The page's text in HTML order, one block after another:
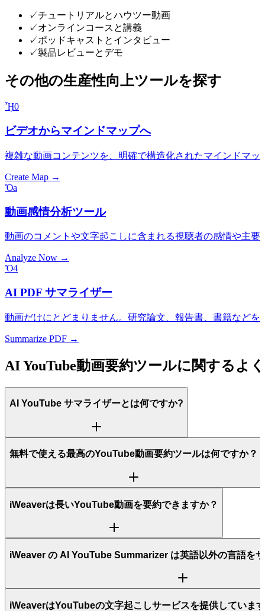
✓チュートリアルとハウツー動画
✓オンラインコースと講義
✓ポッドキャストとインタビュー
✓製品レビューとデモ
その他の生産性向上ツールを探す
ᾞ0
ビデオからマインドマップへ
複雑な動画コンテンツを、明確で構造化されたマインドマ
Create Map →
Ὄa
動画感情分析ツール
動画のコメントや文字起こしに含まれる視聴者の感情や主
Analyze Now →
Ὄ4
AI PDF サマライザー
動画だけにとどまりません。研究論文、報告書、書籍など
Summarize PDF →
AI YouTube動画要約ツールに関するよ
AI YouTube サマライザーとは何ですか?
無料で使える最高のYouTube動画要約ツールは何ですか？
iWeaverは長いYouTube動画を要約できますか？
iWeaver の AI YouTube Summarizer は英語以外の言語を
iWeaverはYouTubeの文字起こしサービスを提供していま